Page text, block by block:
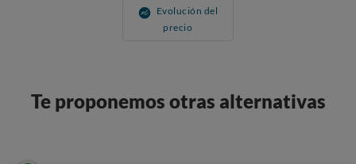
Evolución del
precio
Te proponemos otras alternativas